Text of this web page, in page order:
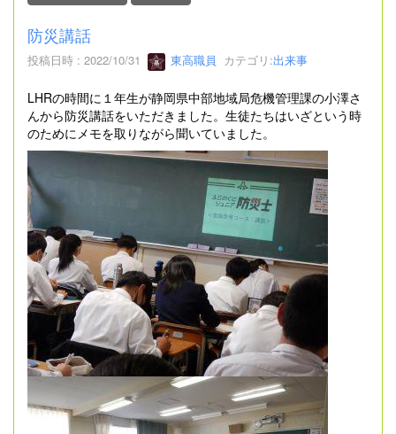
防災講話
投稿日時 : 2022/10/31 東高職員 カテゴリ:出来事
LHRの時間に１年生が静岡県中部地域局危機管理課の小澤さ
んから防災講話をいただきました。生徒たちはいざという時
のためにメモを取りながら聞いていました。